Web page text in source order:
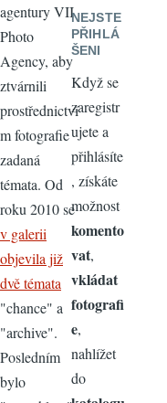
agentury VII
Photo
Agency, aby
ztvárnili
prostřednictví
m fotografie
zadaná
témata. Od
roku 2010 se
v galerii
objevila již
dvě témata
"chance" a
"archive".
Posledním
bylo
NEJSTE
PŘIHLÁ
ŠENI
Když se
zaregistr
ujete a
přihlásíte
, získáte
možnost
komento
vat,
vkládat
fotografi
e,
nahlížet
do